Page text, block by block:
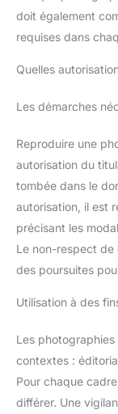
doit également
requises dans
Quelles
Les démarches
Reproduire une
autorisation du
tombée dans le
autorisation, il est
précisant les
Le non-respect de
des poursuites
Utilisation à des
Les
contextes :
Pour chaque
différer. Une